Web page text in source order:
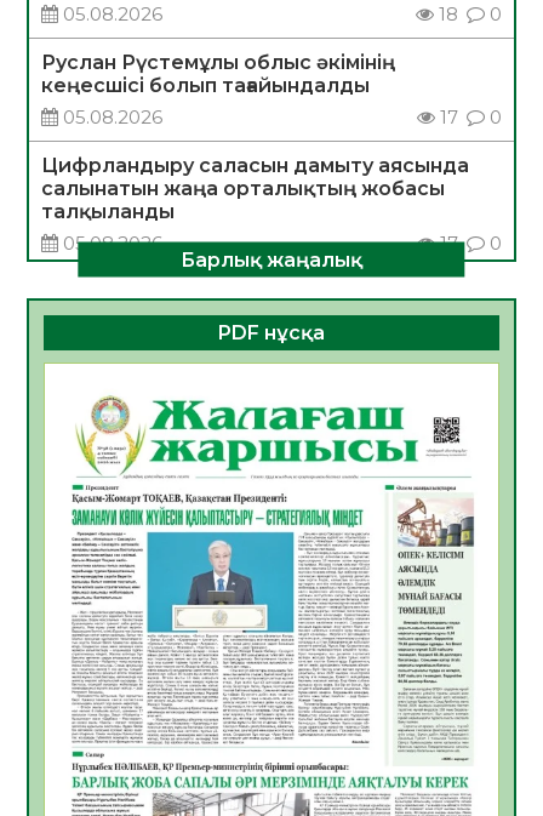
05.08.2026
18 0
Руслан Рүстемұлы облыс әкімінің
кеңесшісі болып тағайындалды
05.08.2026
17 0
Цифрландыру саласын дамыту аясында
салынатын жаңа орталықтың жобасы
талқыланды
05.08.2026
17 0
құралдарының таныстырылымы өтті
05.08.2026
18 0
Қазақстандықтардың 72,3%-ы жаңа
Құрылтай үшін дауыс беруге дайын
05.08.2026
19
ӘРБІР ДАУЫС – ҚОҒАМ ДАМУЫНА
ҚОСЫЛҒАН ҮЛЕС
05.08.2026
26
ҚҰРЫЛТАЙ САЙЛАУЫ – БІРЛІК ПЕН
ЖАУАПКЕРШІЛІККЕ БАСТАЙТЫН ҚАДАМ
05.08.2026
24
Мектептен – Ұлттық ұлан сапына
04.08.2026
34
Үкіметтік емес ұйымдарға арналған
сыйлықақы конкурсына өтінім қабылдау
Барлық жаңалық
PDF нұсқа